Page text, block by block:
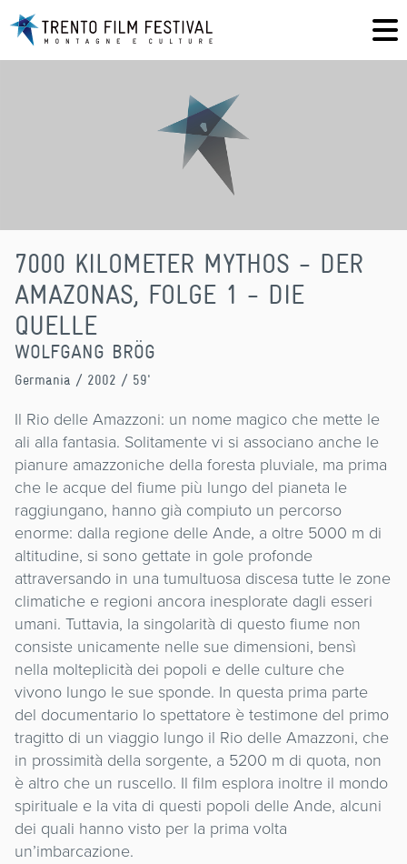
7000 KILOMETER MYTHOS - DER
AMAZONAS, FOLGE 1 - DIE
QUELLE
WOLFGANG BRÖG
Germania / 2002 / 59'
Il Rio delle Amazzoni: un nome magico che mette le
ali alla fantasia. Solitamente vi si associano anche le
pianure amazzoniche della foresta pluviale, ma prima
che le acque del fiume più lungo del pianeta le
raggiungano, hanno già compiuto un percorso
enorme: dalla regione delle Ande, a oltre 5000 m di
altitudine, si sono gettate in gole profonde
attraversando in una tumultuosa discesa tutte le zone
climatiche e regioni ancora inesplorate dagli esseri
umani. Tuttavia, la singolarità di questo fiume non
consiste unicamente nelle sue dimensioni, bensì
nella molteplicità dei popoli e delle culture che
vivono lungo le sue sponde. In questa prima parte
del documentario lo spettatore è testimone del primo
tragitto di un viaggio lungo il Rio delle Amazzoni, che
in prossimità della sorgente, a 5200 m di quota, non
è altro che un ruscello. Il film esplora inoltre il mondo
spirituale e la vita di questi popoli delle Ande, alcuni
dei quali hanno visto per la prima volta
un’imbarcazione.